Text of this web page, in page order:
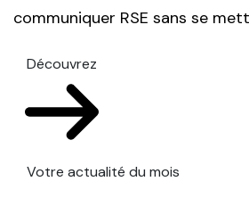
communiquer RSE sans se
Découvrez
Votre actualité du mois